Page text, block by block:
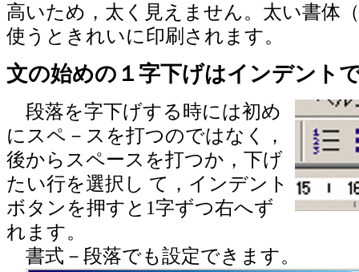
高いため，太く見えません。太い書体
使うときれいに印刷されます。
文の始めの１字下げはインデント
段落を字下げする時には初め
にスペ－スを打つのではなく，
後からスペースを打つか，下げ
たい行を選択し て，インデント
ボタンを押すと1字ずつ右へず
れます。
書式－段落でも設定できます。